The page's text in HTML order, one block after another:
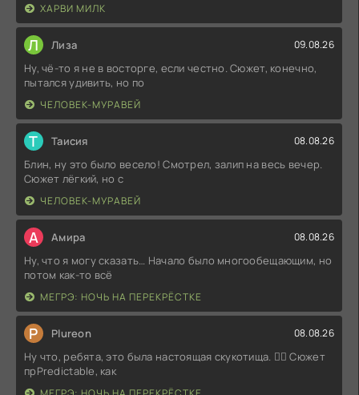
ХАРВИ МИЛК
Л Лиза 09.08.26
Ну, чё-то я не в восторге, если честно. Сюжет, конечно,
пытался удивить, но по
ЧЕЛОВЕК-МУРАВЕЙ
Т Таисия 08.08.26
Блин, ну это было весело! Смотрел, залип на весь вечер.
Сюжет лёгкий, но с
ЧЕЛОВЕК-МУРАВЕЙ
А Амира 08.08.26
Ну, что я могу сказать… Начало было многообещающим, но
потом как-то всё
МЕГРЭ: НОЧЬ НА ПЕРЕКРЁСТКЕ
P Plureon 08.08.26
Ну что, ребята, это была настоящая скукотища. 🤦‍♂️ Сюжет
прPredictable, как